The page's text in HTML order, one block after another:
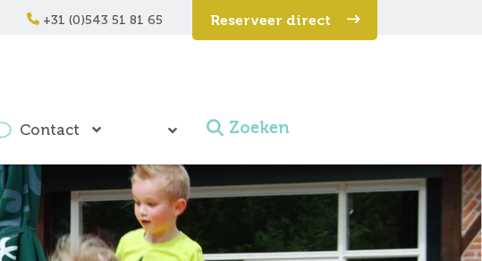
+31 (0)543 51 81 65 Reserveer direct
Contact Zoeken